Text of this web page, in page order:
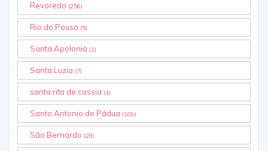
Revoredo (256)
Rio do Pouso (5)
Santa Apolonia (1)
Santa Luzia (7)
santa rita de cassia (1)
Santo Antonio de Pádua (109)
São Bernardo (28)